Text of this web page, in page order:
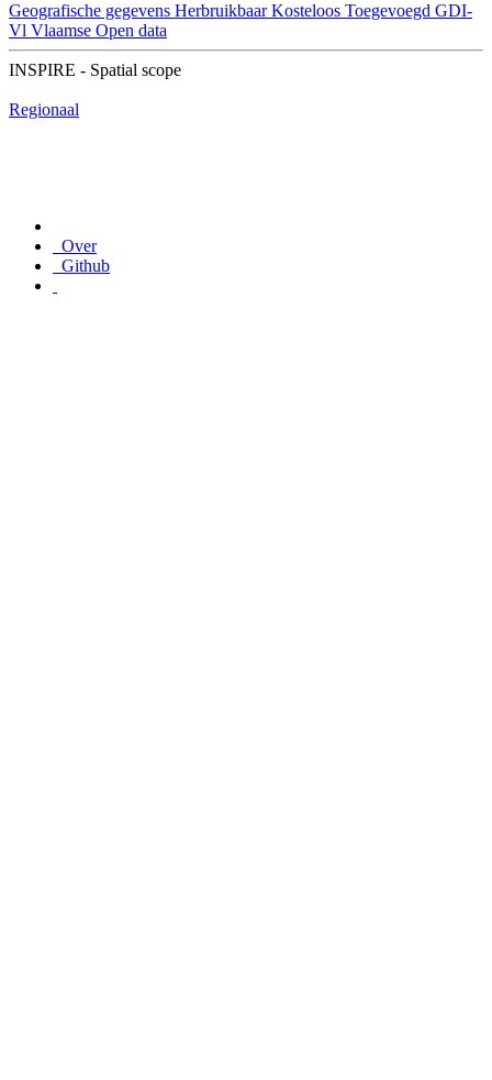
Geografische gegevens Herbruikbaar Kosteloos Toegevoegd GDI-
Vl Vlaamse Open data
INSPIRE - Spatial scope
Regionaal
Over
Github